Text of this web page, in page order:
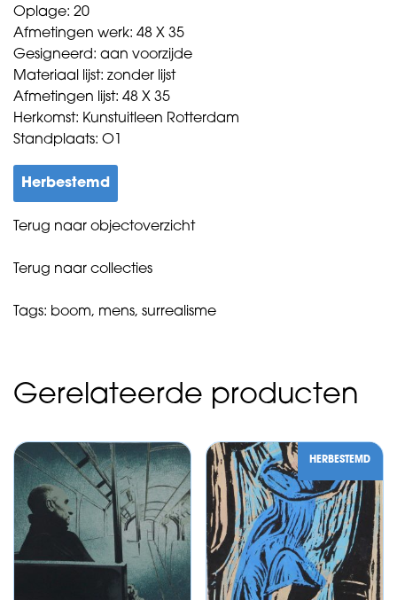
Oplage: 20
Afmetingen werk: 48 X 35
Gesigneerd: aan voorzijde
Materiaal lijst: zonder lijst
Afmetingen lijst: 48 X 35
Herkomst: Kunstuitleen Rotterdam
Standplaats: O1
Herbestemd
Terug naar objectoverzicht
Terug naar collecties
Tags: boom, mens, surrealisme
Gerelateerde producten
HERBESTEMD